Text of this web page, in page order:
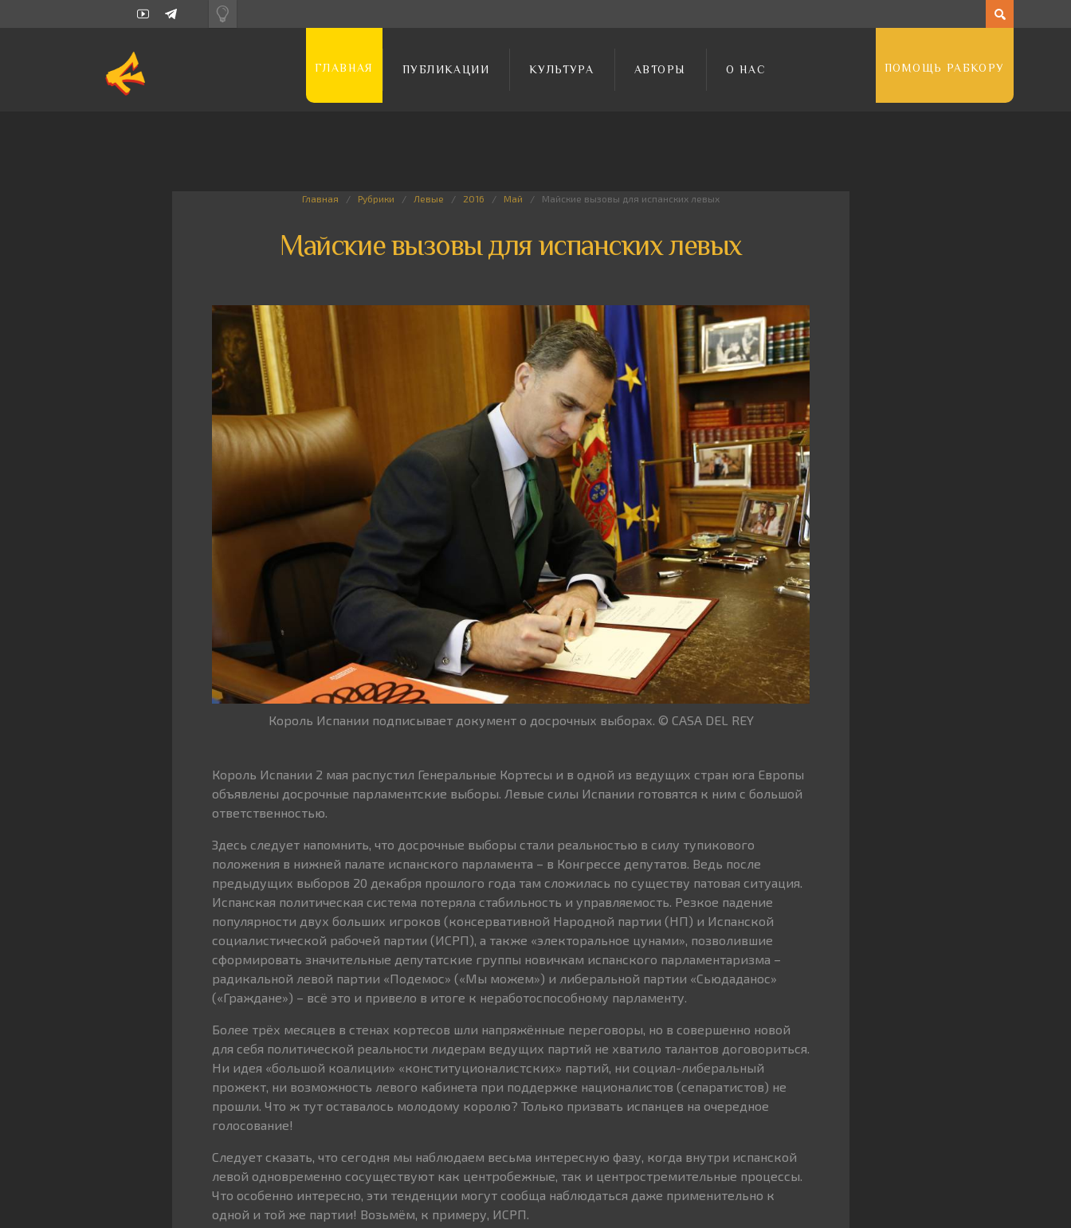
ГЛАВНАЯ ПУБЛИКАЦИИ КУЛЬТУРА АВТОРЫ О НАС ПОМОЩЬ РАБКОРУ
Главная Рубрики Левые 2016 Май Майские вызовы для испанских левых
Майские вызовы для испанских левых
Король Испании подписывает документ о досрочных выборах. © CASA DEL REY
Король Испании 2 мая распустил Генеральные Кортесы и в одной из ведущих стран юга Европы
объявлены досрочные парламентские выборы. Левые силы Испании готовятся к ним с большой
ответственностью.
Здесь следует напомнить, что досрочные выборы стали реальностью в силу тупикового
положения в нижней палате испанского парламента – в Конгрессе депутатов. Ведь после
предыдущих выборов 20 декабря прошлого года там сложилась по существу патовая ситуация.
Испанская политическая система потеряла стабильность и управляемость. Резкое падение
популярности двух больших игроков (консервативной Народной партии (НП) и Испанской
социалистической рабочей партии (ИСРП), а также «электоральное цунами», позволившие
сформировать значительные депутатские группы новичкам испанского парламентаризма –
радикальной левой партии «Подемос» («Мы можем») и либеральной партии «Сьюдаданос»
(«Граждане») – всё это и привело в итоге к неработоспособному парламенту.
Более трёх месяцев в стенах кортесов шли напряжённые переговоры, но в совершенно новой
для себя политической реальности лидерам ведущих партий не хватило талантов договориться.
Ни идея «большой коалиции» «конституционалистских» партий, ни социал-либеральный
прожект, ни возможность левого кабинета при поддержке националистов (сепаратистов) не
прошли. Что ж тут оставалось молодому королю? Только призвать испанцев на очередное
голосование!
Следует сказать, что сегодня мы наблюдаем весьма интересную фазу, когда внутри испанской
левой одновременно сосуществуют как центробежные, так и центростремительные процессы.
Что особенно интересно, эти тенденции могут сообща наблюдаться даже применительно к
одной и той же партии! Возьмём, к примеру, ИСРП.